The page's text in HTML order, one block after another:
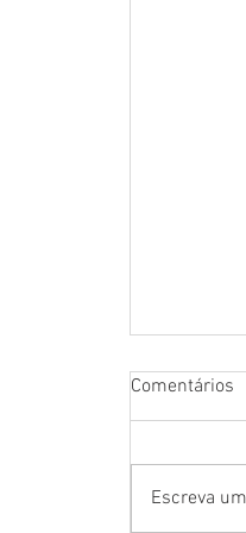
Comentários
Escreva